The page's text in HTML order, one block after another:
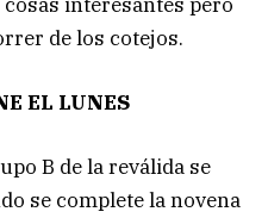
de los cotejos.
EL LUNES
B de la reválida se
se complete la novena